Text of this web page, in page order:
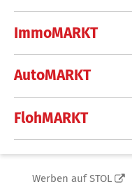
ImmoMARKT
AutoMARKT
FlohMARKT
Werben auf STOL